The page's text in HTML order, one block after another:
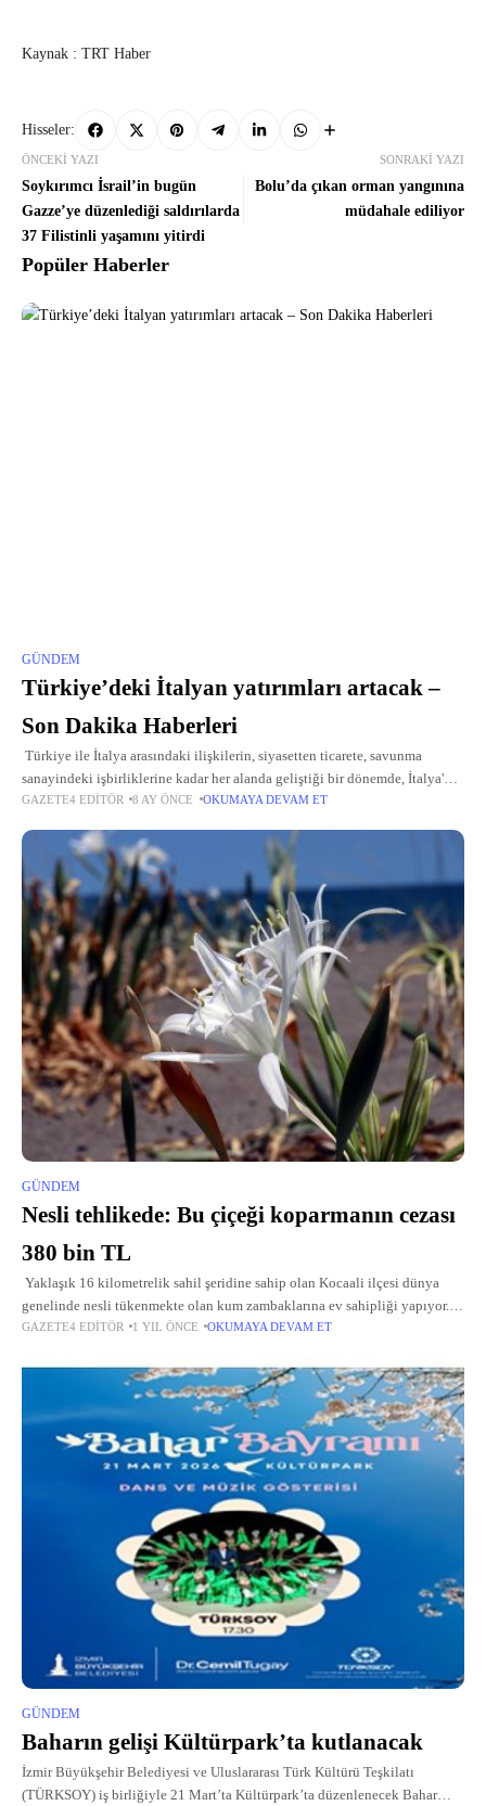
Kaynak : TRT Haber
Hisseler:
ÖNCEKI YAZI
Soykırımcı İsrail’in bugün
Gazze’ye düzenlediği saldırılarda
37 Filistinli yaşamını yitirdi
SONRAKI YAZI
Bolu’da çıkan orman yangınına
müdahale ediliyor
Popüler Haberler
GÜNDEM
Türkiye’deki İtalyan yatırımları artacak –
Son Dakika Haberleri
Türkiye ile İtalya arasındaki ilişkilerin, siyasetten ticarete, savunma
sanayindeki işbirliklerine kadar her alanda geliştiği bir dönemde, İtalya'nın
başkenti Roma'da Türkiye'nin yatırım ortamı ve sunduğu fırsatları İtalyan
GAZETE4 EDITÖR 8 AY ÖNCE OKUMAYA DEVAM ET
GÜNDEM
Nesli tehlikede: Bu çiçeği koparmanın cezası
380 bin TL
Yaklaşık 16 kilometrelik sahil şeridine sahip olan Kocaali ilçesi dünya
genelinde nesli tükenmekte olan kum zambaklarına ev sahipliği yapıyor.
Özellikle temmuz ağustos aylarında kendiliğinden yetişen ve nesli
GAZETE4 EDITÖR 1 YIL ÖNCE OKUMAYA DEVAM ET
GÜNDEM
Baharın gelişi Kültürpark’ta kutlanacak
İzmir Büyükşehir Belediyesi ve Uluslararası Türk Kültürü Teşkilatı
(TÜRKSOY) iş birliğiyle 21 Mart’ta Kültürpark’ta düzenlenecek Bahar